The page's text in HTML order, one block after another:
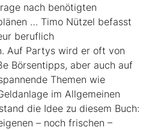
nach benötigten
… Timo Nützel befasst
beruflich
Auf Partys wird er oft von
Börsentipps, aber auch auf
Themen wie
im Allgemeinen
die Idee zu diesem Buch:
– noch frischen –